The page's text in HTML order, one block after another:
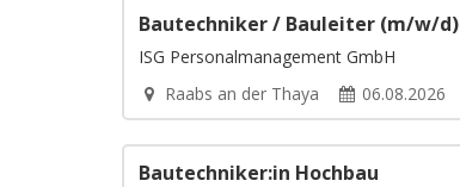
Bautechniker / Bauleiter (m/w/d)
ISG Personalmanagement GmbH
Raabs an der Thaya
06.08.2026
Bautechniker:in Hochbau